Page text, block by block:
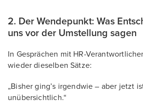
2. Der Wendepunkt: Was
uns vor der Umstellung sagen
In Gesprächen mit HR-
wieder dieselben Sätze:
„Bisher ging’s irgendwie – aber jetzt
unübersichtlich.“